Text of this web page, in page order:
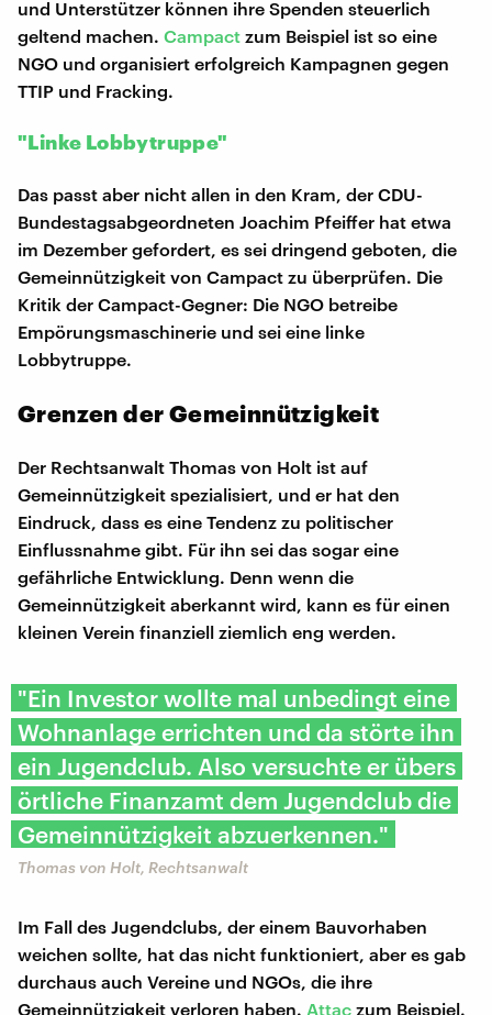
und Unterstützer können ihre Spenden steuerlich
geltend machen. Campact zum Beispiel ist so eine
NGO und organisiert erfolgreich Kampagnen gegen
TTIP und Fracking.
"Linke Lobbytruppe"
Das passt aber nicht allen in den Kram, der CDU-
Bundestagsabgeordneten Joachim Pfeiffer hat etwa
im Dezember gefordert, es sei dringend geboten, die
Gemeinnützigkeit von Campact zu überprüfen. Die
Kritik der Campact-Gegner: Die NGO betreibe
Empörungsmaschinerie und sei eine linke
Lobbytruppe.
Grenzen der Gemeinnützigkeit
Der Rechtsanwalt Thomas von Holt ist auf
Gemeinnützigkeit spezialisiert, und er hat den
Eindruck, dass es eine Tendenz zu politischer
Einflussnahme gibt. Für ihn sei das sogar eine
gefährliche Entwicklung. Denn wenn die
Gemeinnützigkeit aberkannt wird, kann es für einen
kleinen Verein finanziell ziemlich eng werden.
"Ein Investor wollte mal unbedingt eine
Wohnanlage errichten und da störte ihn
ein Jugendclub. Also versuchte er übers
örtliche Finanzamt dem Jugendclub die
Gemeinnützigkeit abzuerkennen."
Thomas von Holt, Rechtsanwalt
Im Fall des Jugendclubs, der einem Bauvorhaben
weichen sollte, hat das nicht funktioniert, aber es gab
durchaus auch Vereine und NGOs, die ihre
Gemeinnützigkeit verloren haben. Attac zum Beispiel.